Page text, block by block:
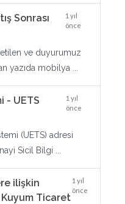
Sonrası
1 yıl
önce
ve duyurumuz
yazıda mobilya ...
- UETS
1 yıl
önce
(UETS) adresi
Sicil Bilgi ...
ilişkin
Ticaret
1 yıl
önce